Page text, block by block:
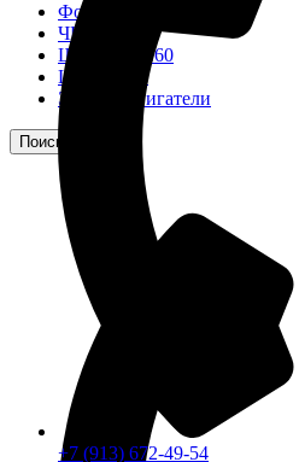
Фонари
ЧН 25/34
Шкода 6S-160
Шкода-275
Электродвигатели
Поиск
+7 (913) 672-49-54